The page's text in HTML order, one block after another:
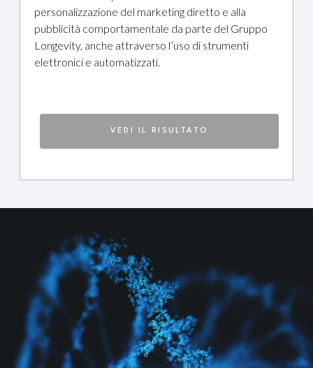
personalizzazione del marketing diretto e alla
pubblicità comportamentale da parte del Gruppo
Longevity, anche attraverso l’uso di strumenti
elettronici e automatizzati.
VEDI IL RISULTATO